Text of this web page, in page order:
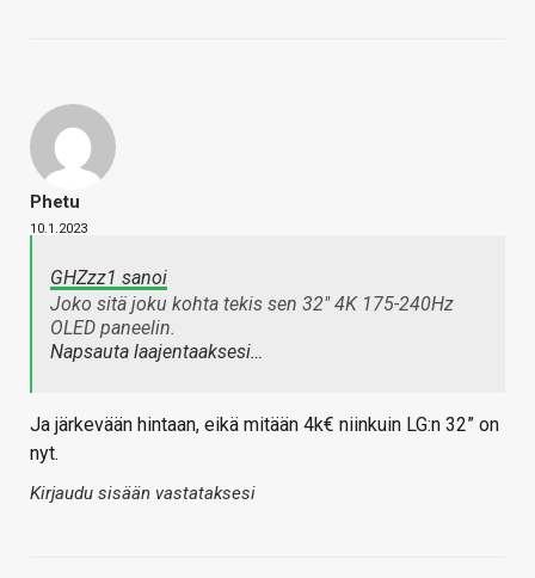
Phetu
10.1.2023
GHZzz1 sanoi
Joko sitä joku kohta tekis sen 32" 4K 175-240Hz
OLED paneelin.
Napsauta laajentaaksesi…
Ja järkevään hintaan, eikä mitään 4k€ niinkuin LG:n 32” on
nyt.
Kirjaudu sisään vastataksesi